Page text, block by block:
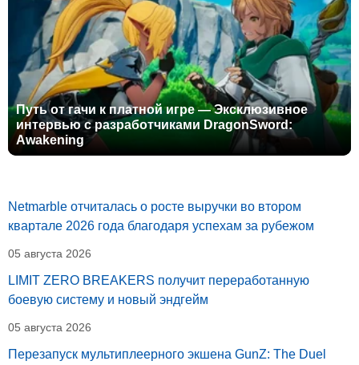
Путь от гачи к платной игре — Эксклюзивное
интервью с разработчиками DragonSword:
Awakening
Netmarble отчиталась о росте выручки во втором
квартале 2026 года благодаря успехам за рубежом
05 августа 2026
LIMIT ZERO BREAKERS получит переработанную
боевую систему и новый эндгейм
05 августа 2026
Перезапуск мультиплеерного экшена GunZ: The Duel